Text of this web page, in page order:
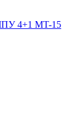
4+1 MT-15